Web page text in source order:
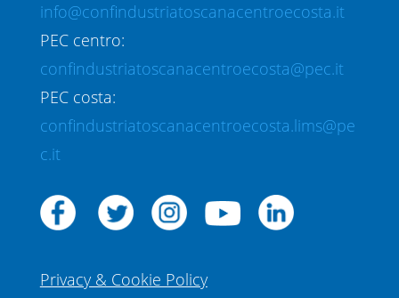
info@confindustriatoscanacentroecosta.it
PEC centro:
confindustriatoscanacentroecosta@pec.it
PEC costa:
confindustriatoscanacentroecosta.lims@pe
c.it
Privacy & Cookie Policy